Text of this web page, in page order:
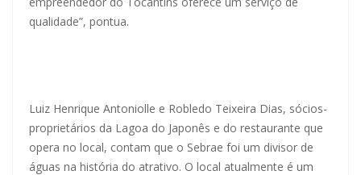
qualidade”, pontua.
Luiz Henrique Antoniolle e Robledo Teixeira Dias, sócios-
proprietários da Lagoa do Japonês e do restaurante que
opera no local, contam que o Sebrae foi um divisor de
águas na história do atrativo. O local atualmente é um